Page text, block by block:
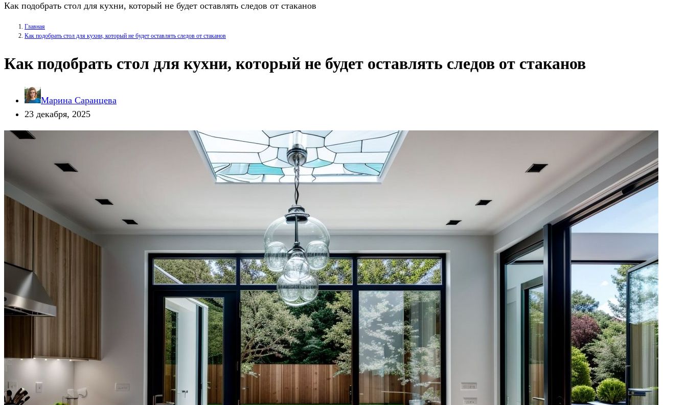
Как подобрать стол для кухни, который не будет оставлять следов от стаканов
Главная
Как подобрать стол для кухни, который не будет оставлять следов от стаканов
Как подобрать стол для кухни, который не будет оставлять следов от стаканов
Марина Саранцева
23 декабря, 2025